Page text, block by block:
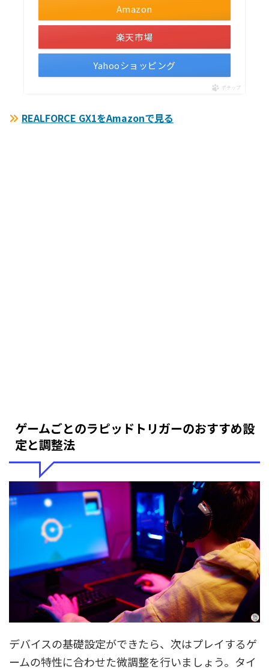
Amazon
楽天市場
Yahooショッピング
ポチップ
REALFORCE GX1をAmazonで見る
ゲームごとのラピッドトリガーのおすすめ設
定と調整法
デバイスの基礎設定ができたら、次はプレイするゲ
ームの特性に合わせた微調整を行いましょう。タイ